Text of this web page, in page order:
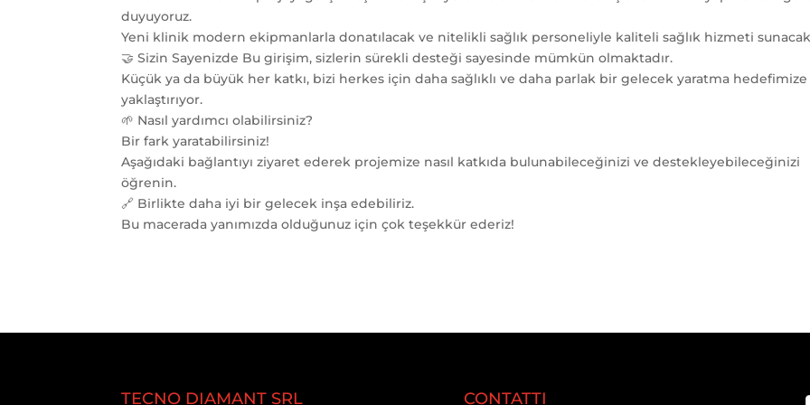
duyuyoruz.
Yeni klinik modern ekipmanlarla donatılacak ve nitelikli sağlık personeliyle kaliteli sağlık hizmeti
🤝 Sizin Sayenizde Bu girişim, sizlerin sürekli desteği sayesinde mümkün olmaktadır.
Küçük ya da büyük her katkı, bizi herkes için daha sağlıklı ve daha parlak bir gelecek yaratma hedefimize
yaklaştırıyor.
🌱 Nasıl yardımcı olabilirsiniz?
Bir fark yaratabilirsiniz!
Aşağıdaki bağlantıyı ziyaret ederek projemize nasıl katkıda bulunabileceğinizi ve destekleyebileceğinizi
öğrenin.
🔗 Birlikte daha iyi bir gelecek inşa edebiliriz.
Bu macerada yanımızda olduğunuz için çok teşekkür ederiz!
TECNO DIAMANT SRL CONTATTI